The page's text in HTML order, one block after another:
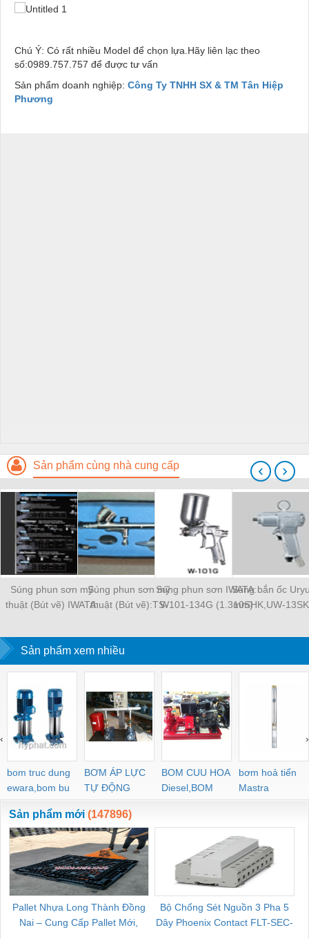
Chú Ý: Có rất nhiều Model để chọn lựa.Hãy liên lạc theo
số:0989.757.757 để được tư vấn
Sản phẩm doanh nghiệp: Công Ty TNHH SX & TM Tân Hiệp
Phương
Sản phẩm cùng nhà cung cấp
Súng phun sơn mỹ
thuật (Bút vẽ) IWATA:
Súng phun sơn mỹ
thuật (Bút vẽ):TS-
3(0.3mm)
Súng phun sơn IWATA:
W101-134G (1.3mm)
Súng bắn ốc
10SHK,UW-
‹ ›
Sản phẩm xem nhiều
bom truc dung
ewara,bom bu
ewara
BƠM ÁP LỰC
TỰ ĐỘNG
BOM CUU HOA
Diesel,BOM
CHUA CHAY
bơm hoả tiển
Mastra
‹ ›
Sản phẩm mới (147896)
Pallet Nhựa Long Thành Đồng
Nai – Cung Cấp Pallet Mới,
Bộ Chống Sét Nguồn 3 Pha 5
Dây Phoenix Contact FLT-SEC-